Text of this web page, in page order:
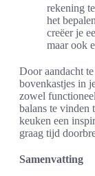
rekening
het
creëer je
maar ook
Door aandacht te
bovenkastjes in
zowel
balans te vinden
keuken een
graag tijd
Samenvatting